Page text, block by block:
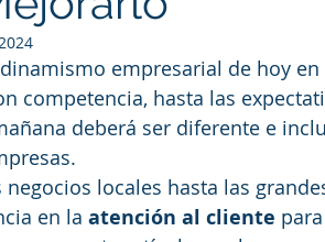
empresarial de hoy
competencia, hasta las
deberá ser diferente e
negocios locales hasta las
en la atención al cliente